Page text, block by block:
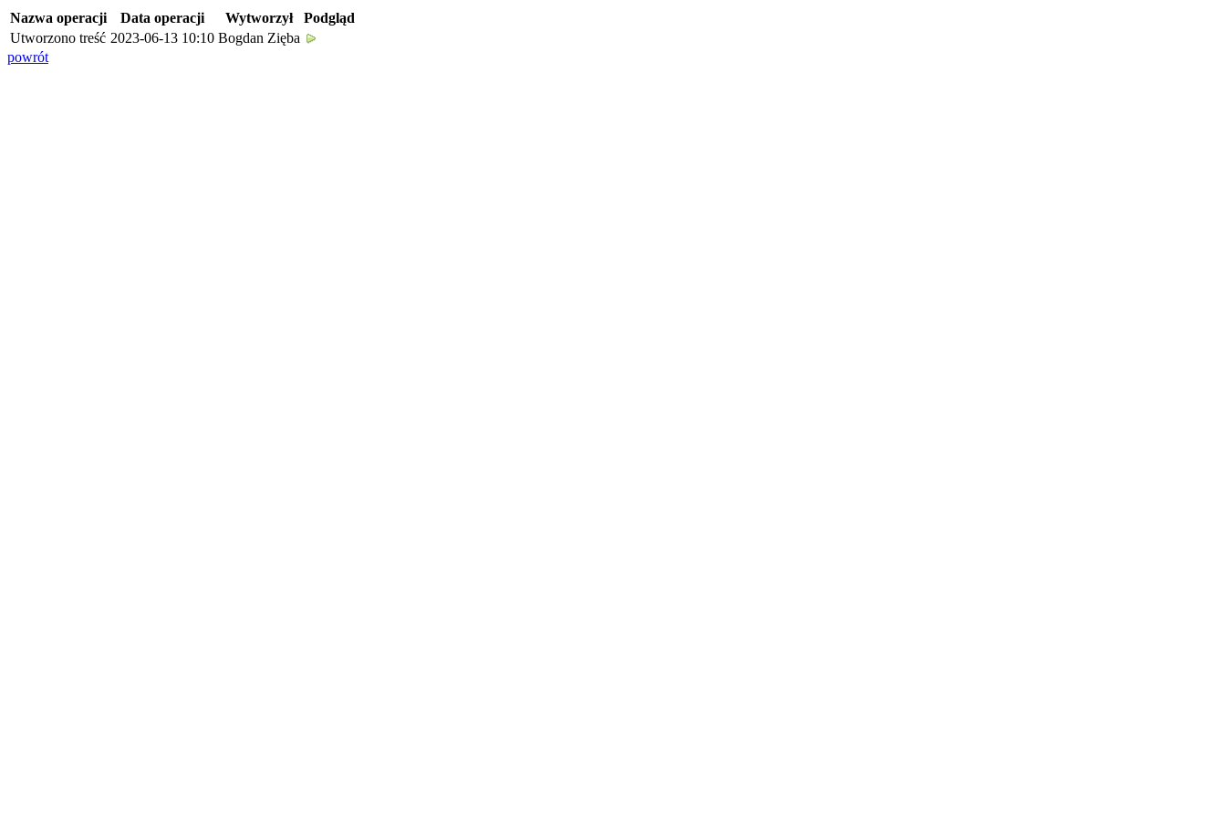
Nazwa operacji Data operacji Wytworzył
Podgląd
Utworzono treść 2023-06-13 10:10 Bogdan Zięba
powrót